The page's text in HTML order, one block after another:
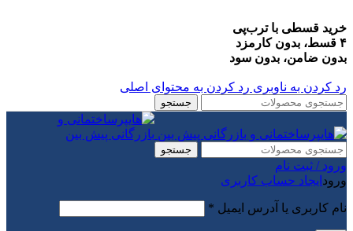
خرید قسطی با ترب‌پی
۴ قسط، بدون کارمزد
بدون ضامن، بدون سود
رد کردن به ناوبری رد کردن به محتوای اصلی
جستجو
جستجو
ورود / ثبت نام
ورود ایجاد حساب کاربری
نام کاربری یا آدرس ایمیل *